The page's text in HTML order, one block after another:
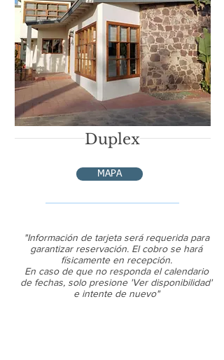
Duplex
MAPA
"Información de tarjeta será requerida para
garantizar reservación. El cobro se hará
físicamente en recepción.
En caso de que no responda el calendario
de fechas, solo presione 'Ver disponibilidad'
e intente de nuevo"